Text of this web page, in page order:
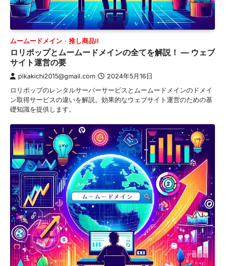
ムームードメイン 推し商品II
ロリポップとムームードメインの全てを解説！ — ウェブ
サイト運営の要
pikakichi2015@gmail.com 2024年5月16日
ロリポップのレンタルサーバーサービスとムームードメインのドメイ
ン取得サービスの違いを解説。効果的なウェブサイト運営のための基
礎知識を提供します。